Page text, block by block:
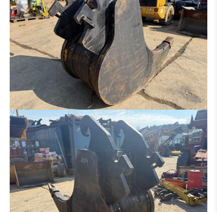
HOLZZANGE
HECKAUFREISSER
ADAPTER
REIFEN / FELGEN
ACHSE
LAUFWERK
AUSLEGER
KABINE